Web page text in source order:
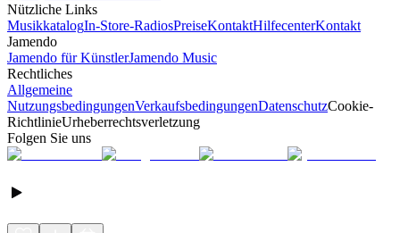
Nützliche Links
MusikkatalogIn-Store-RadiosPreiseKontaktHilfecenterKontakt
Jamendo
Jamendo für KünstlerJamendo Music
Rechtliches
Allgemeine
NutzungsbedingungenVerkaufsbedingungenDatenschutzCookie-
RichtlinieUrheberrechtsverletzung
Folgen Sie uns